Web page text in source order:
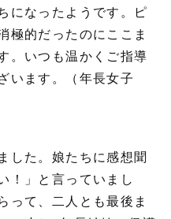
になったようです。ピ
極的だったのにここま
。いつも温かくご指導
います。（年長女子
した。娘たちに感想聞
！」と言っていまし
って、二人とも最後ま